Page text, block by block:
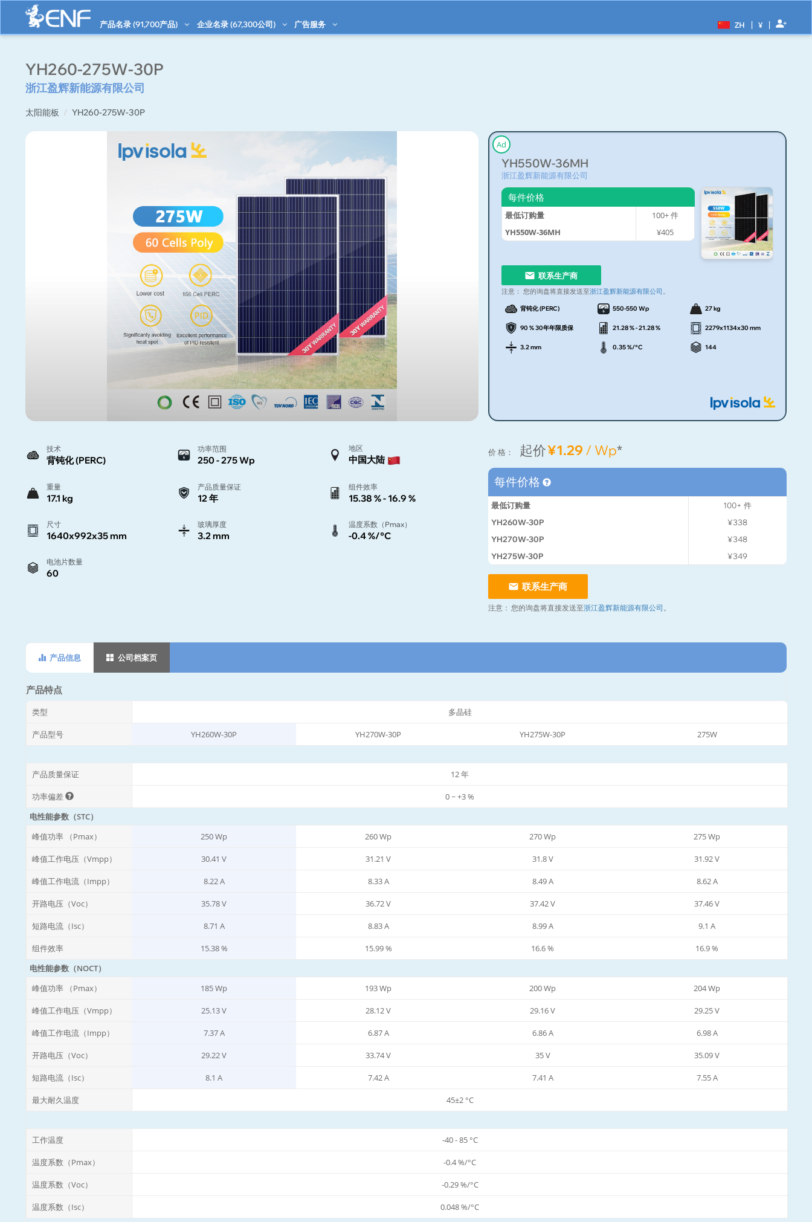
产品名录 (91,700产品) 企业名录 (67,300公司) 广告服务 ZH | ¥ |
YH260-275W-30P
浙江盈辉新能源有限公司
太阳能板 YH260-275W-30P
Ad
YH550W-36MH
浙江盈辉新能源有限公司
每件价格
最低订购量 100+件
YH550W-36MH
¥405
联系生产商
注意： 您的询盘将直接发送至浙江盈辉新能源有限公司 。
背钝化 (PERC) 550-550 Wp 27 kg
90 % 30年年限质保 21.28 % - 21.28 % 2279x1134x30 mm
3.2 mm 0.35 %/°C 144
技术
背钝化 (PERC)
功率范围
250 - 275 Wp
地区
中国大陆
重量
17.1 kg
产品质量保证
12 年
组件效率
15.38 % - 16.9 %
尺寸
1640x992x35 mm
玻璃厚度
3.2 mm
温度系数（Pmax）
-0.4 %/°C
电池片数量
60
价 格： 起价¥1.29 / Wp*
每件价格
最低订购量 100+件
YH260W-30P
¥338
YH270W-30P
¥348
YH275W-30P
¥349
联系生产商
注意： 您的询盘将直接发送至浙江盈辉新能源有限公司 。
产品信息 公司档案页
产品特点
类型 多晶硅
产品型号 YH260W-30P YH270W-30P YH275W-30P 275W
产品质量保证 12 年
功率偏差
0 ~ +3 %
电性能参数（STC）
峰值功率 （Pmax）
250 Wp 260 Wp 270 Wp 275 Wp
峰值工作电压（Vmpp） 30.41 V 31.21 V 31.8 V 31.92 V
峰值工作电流（Impp） 8.22 A 8.33 A 8.49 A 8.62 A
开路电压（Voc） 35.78 V 36.72 V 37.42 V 37.46 V
短路电流（Isc） 8.71 A 8.83 A 8.99 A 9.1 A
组件效率 15.38 % 15.99 % 16.6 %
16.9 %
电性能参数（NOCT）
峰值功率 （Pmax）
185 Wp 193 Wp 200 Wp 204 Wp
峰值工作电压（Vmpp） 25.13 V 28.12 V 29.16 V 29.25 V
峰值工作电流（Impp） 7.37 A 6.87 A 6.86 A 6.98 A
开路电压（Voc） 29.22 V 33.74 V 35 V 35.09 V
短路电流（Isc） 8.1 A 7.42 A 7.41 A 7.55 A
最大耐久温度 45±2 °C
工作温度 -40 - 85 °C
温度系数（Pmax） -0.4 %/°C
温度系数（Voc） -0.29 %/°C
温度系数（Isc） 0.048 %/°C